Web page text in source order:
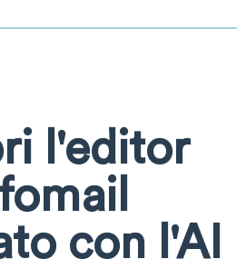
l'editor
con l'AI